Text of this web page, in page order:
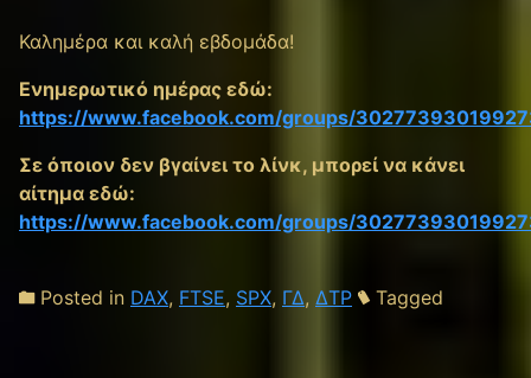
Καλημέρα και καλή εβδομάδα!
Ενημερωτικό ημέρας εδώ:
https://www.facebook.com/groups/
Σε όποιον δεν βγαίνει το λίνκ, μπορεί να κάνει
αίτημα εδώ:
https://www.facebook.com/groups/
Posted in DAX, FTSE, SPX, ΓΔ, ΔΤΡ Tagged